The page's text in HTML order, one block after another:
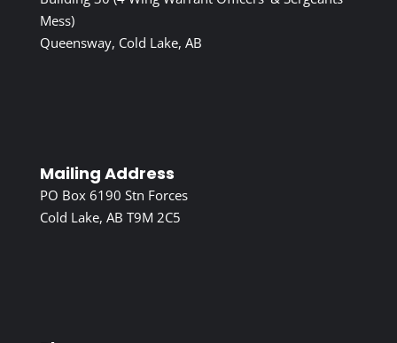
Mess)
Queensway, Cold Lake, AB
Mailing Address
PO Box 6190 Stn Forces
Cold Lake, AB T9M 2C5